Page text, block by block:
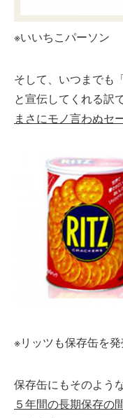
※いいちこパーソン
そして、いつまでも
と宣伝してくれる訳で
まさにモノ言わぬセ
※リッツも保存缶を発
保存缶にもそのよう
５年間の長期保存の